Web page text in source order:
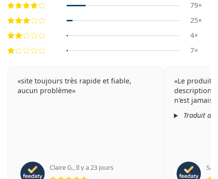
79×
25×
4×
7×
site toujours très rapide et fiable,
aucun problème
Claire G.,Il y a 23 jours
évaluation 5 sur 5
Le produit
description
n'est jamais
Traduit